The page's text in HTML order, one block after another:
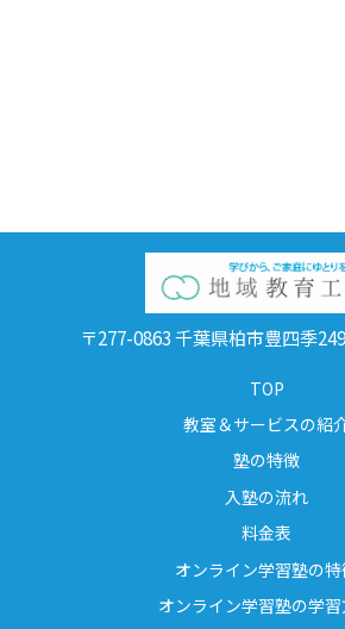
TOP
教室＆サービスの紹
塾の特徴
入塾の流れ
料金表
オンライン学習塾の
オンライン学習塾の学習
〒277-0863 千葉県柏市豊四季